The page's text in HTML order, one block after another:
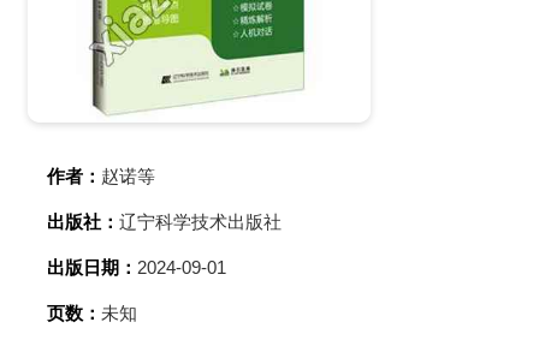
作者： 赵诺等
出版社： 辽宁科学技术出版社
出版日期： 2024-09-01
页数： 未知